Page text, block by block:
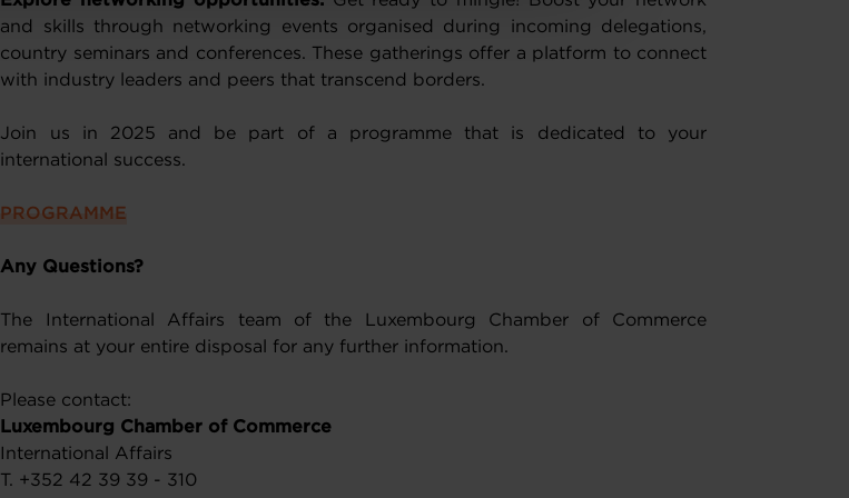
and skills through networking events organised during incoming delegations,
country seminars and conferences. These gatherings offer a platform to connect
with industry leaders and peers that transcend borders.
Join us in 2025 and be part of a programme that is dedicated to your
international success.
PROGRAMME
Any Questions?
The International Affairs team of the Luxembourg Chamber of Commerce
remains at your entire disposal for any further information.
Please contact:
Luxembourg Chamber of Commerce
International Affairs
T. +352 42 39 39 - 310